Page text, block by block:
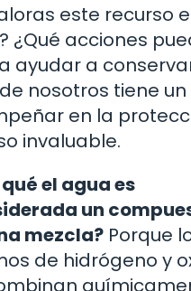
este recurso
¿Qué acciones
ayudar a
nosotros tiene
en la
invaluable.
qué el agua es
un
mezcla? Porque
de hidrógeno y